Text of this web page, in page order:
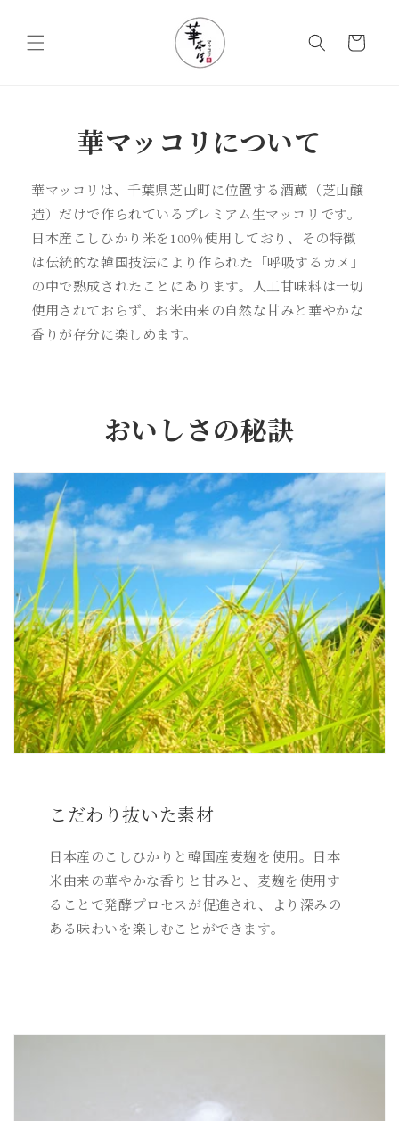
進む
ー
華マッコリについて
華マッコリは、千葉県芝山町に位置する酒蔵（芝山醸
造）だけで作られているプレミアム生マッコリです。
日本産こしひかり米を100％使用しており、その特徴
は伝統的な韓国技法により作られた「呼吸するカメ」
の中で熟成されたことにあります。人工甘味料は一切
使用されておらず、お米由来の自然な甘みと華やかな
香りが存分に楽しめます。
おいしさの秘訣
こだわり抜いた素材
日本産のこしひかりと韓国産麦麹を使用。日本
米由来の華やかな香りと甘みと、麦麹を使用す
ることで発酵プロセスが促進され、より深みの
ある味わいを楽しむことができます。